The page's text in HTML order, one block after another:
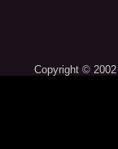
Copyright ©